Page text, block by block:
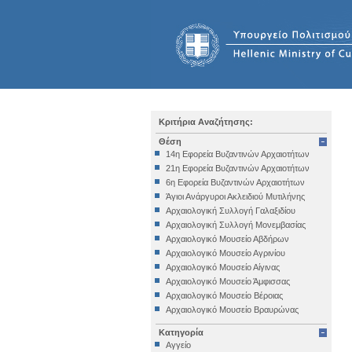
Κριτήρια Αναζήτησης:
Θέση
14η Εφορεία Βυζαντινών Αρχαιοτήτων
21η Εφορεία Βυζαντινών Αρχαιοτήτων
6η Εφορεία Βυζαντινών Αρχαιοτήτων
Άγιοι Ανάργυροι Ακλειδιού Μυτιλήνης
Αρχαιολογική Συλλογή Γαλαξιδίου
Αρχαιολογική Συλλογή Μονεμβασίας
Αρχαιολογικό Μουσείο Αβδήρων
Αρχαιολογικό Μουσείο Αγρινίου
Αρχαιολογικό Μουσείο Αίγινας
Αρχαιολογικό Μουσείο Άμφισσας
Αρχαιολογικό Μουσείο Βέροιας
Αρχαιολογικό Μουσείο Βραυρώνας
Αρχαιολογικό Μουσείο Δελφών
Αρχαιολογικό Μουσείο Ηγουμενίτσας
Κατηγορία
Αγγείο